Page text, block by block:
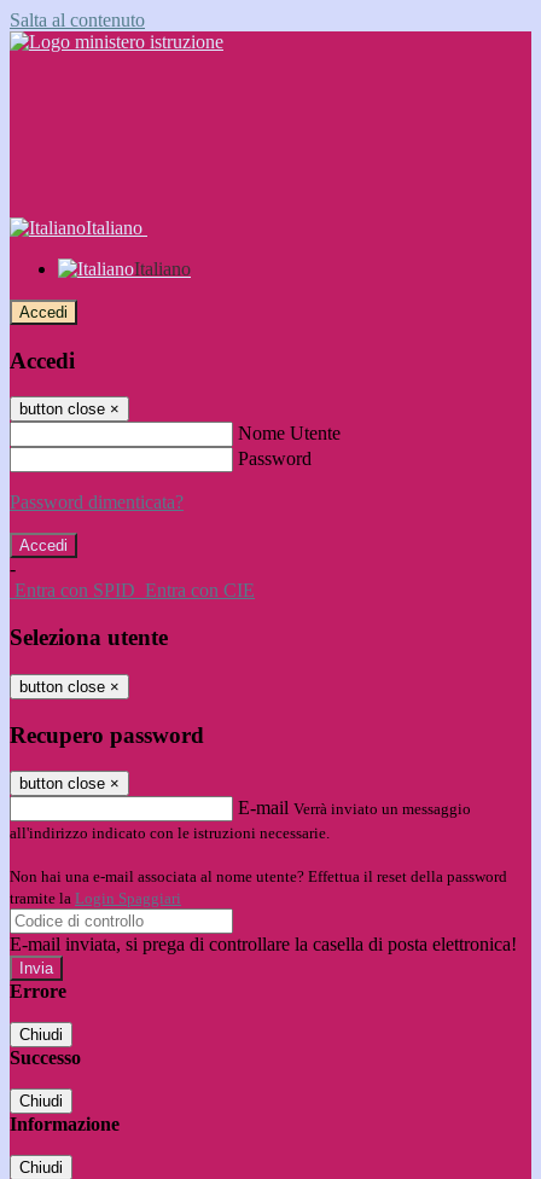
Salta al contenuto
Italiano
Italiano
Accedi
Accedi
button close ×
Nome Utente
Password
Password dimenticata?
-
Entra con SPID Entra con CIE
Seleziona utente
button close ×
Recupero password
button close ×
E-mail Verrà inviato un messaggio
all'indirizzo indicato con le istruzioni necessarie.
Non hai una e-mail associata al nome utente? Effettua il reset della password
tramite la Login Spaggiari
E-mail inviata, si prega di controllare la casella di posta elettronica!
Errore
Chiudi
Successo
Chiudi
Informazione
Chiudi